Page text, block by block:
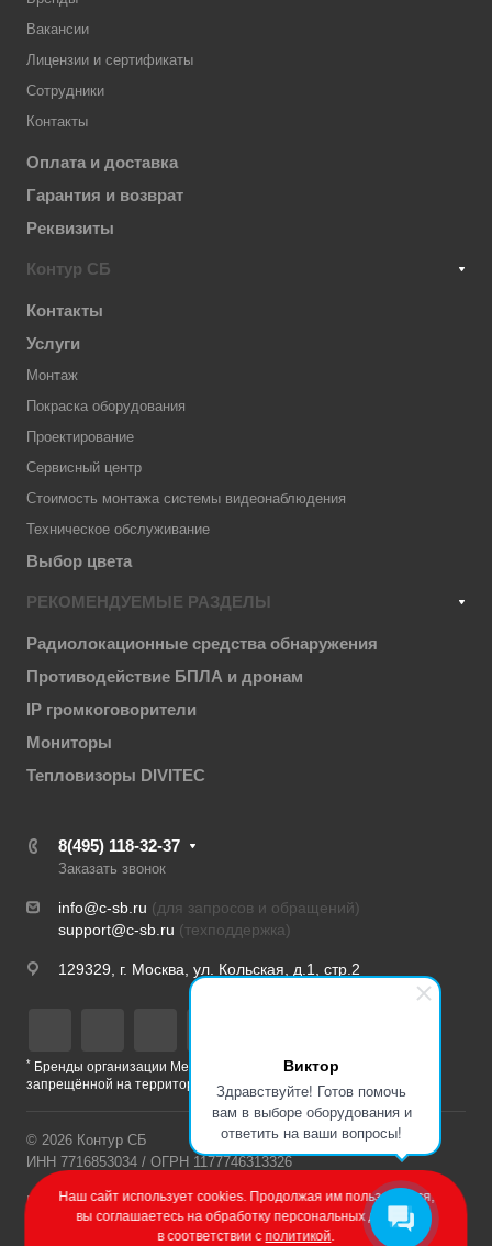
Виктор
Здравствуйте! Готов помочь
вам в выборе оборудования и
ответить на ваши вопросы!
Вакансии
Лицензии и сертификаты
Сотрудники
Контакты
Оплата и доставка
Гарантия и возврат
Реквизиты
Контур СБ
Контакты
Услуги
Монтаж
Покраска оборудования
Проектирование
Сервисный центр
Стоимость монтажа системы видеонаблюдения
Техническое обслуживание
Выбор цвета
РЕКОМЕНДУЕМЫЕ РАЗДЕЛЫ
Радиолокационные средства обнаружения
Противодействие БПЛА и дронам
IP громкоговорители
Мониторы
Тепловизоры DIVITEC
8(495) 118-32-37
Заказать звонок
info@c-sb.ru (для запросов и обращений)
support@c-sb.ru (техподдержка)
129329, г. Москва, ул. Кольская, д.1, стр.2
* Бренды организации Meta, признанной экстремистской и
запрещённой на территории РФ
© 2026 Контур СБ
ИНН 7716853034 / ОГРН 1177746313326
Политика конфиденциальности
Разработка сайта – Веб-Центр
Наш сайт использует cookies. Продолжая им пользоваться,
вы соглашаетесь на обработку персональных данных
в соответствии с политикой.